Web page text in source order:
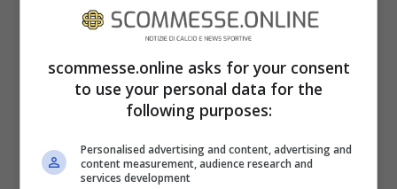
durante tutta la partita.Szczesnynon è
mai stato chiamato in causa, solo in
qualche sicura uscita o giocata di piede. I
bianconeri hanno dominato soprattutto a
centrocampo.Pjanic(grande prestazione),
Emre Can e Matuidi hanno fatto il bello e
scommesse.online asks for your consent
to use your personal data for the
following purposes:
Personalised advertising and content, advertising and
content measurement, audience research and
services development